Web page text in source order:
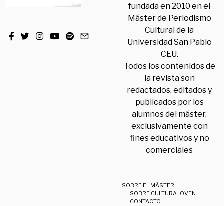
fundada en 2010 en el
Máster de Periodismo
Cultural de la
Universidad San Pablo
CEU.
Todos los contenidos de
la revista son
redactados, editados y
publicados por los
alumnos del máster,
exclusivamente con
fines educativos y no
comerciales
SOBRE EL MÁSTER
SOBRE CULTURA JOVEN
CONTACTO